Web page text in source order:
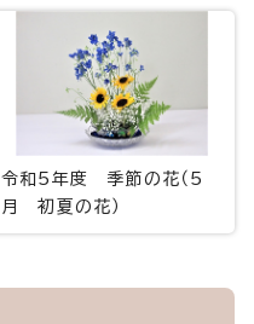
令和5年度 季節の花（5
月 初夏の花）